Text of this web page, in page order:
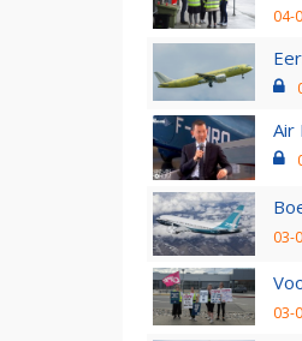
04-
Air
03-
03-